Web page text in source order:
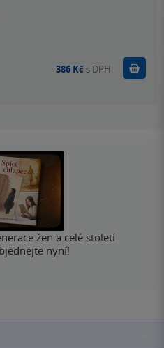
386 Kč s DPH Koupit
žen a celé století
nyní!